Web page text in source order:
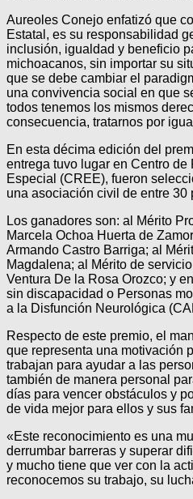
Aureoles Conejo enfatizó que
Estatal, es su responsabilidad
inclusión, igualdad y beneficio
michoacanos, sin importar su
que se debe cambiar el
una convivencia social en que
todos tenemos los mismos
consecuencia, tratarnos por
En esta décima edición del
entrega tuvo lugar en Centro
Especial (CREE), fueron
una asociación civil de entre 30
Los ganadores son: al Mérito
Marcela Ochoa Huerta de
Armando Castro Barriga; al
Magdalena; al Mérito de
Ventura De la Rosa Orozco; y
sin discapacidad o Personas
a la Disfunción Neurológica
Respecto de este premio, el
que representa una motivación
trabajan para ayudar a las
también de manera personal
días para vencer obstáculos y
de vida mejor para ellos y sus
«Este reconocimiento es una
derrumbar barreras y superar
y mucho tiene que ver con la
reconocemos su trabajo, su